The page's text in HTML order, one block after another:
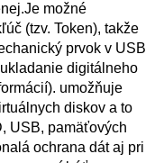
možné
(tzv. Token), takže
prvok v USB
digitálneho
umožňuje
diskov a to
USB, pamäťových
ochrana dát aj pri